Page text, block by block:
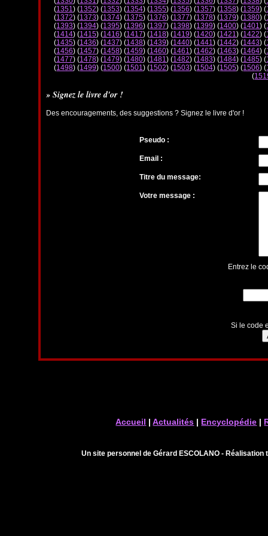
(1351) (1352) (1353) (1354) (1355) (1356) (1357) (1358) (1359) (
(1372) (1373) (1374) (1375) (1376) (1377) (1378) (1379) (1380) (
(1393) (1394) (1395) (1396) (1397) (1398) (1399) (1400) (1401) (
(1414) (1415) (1416) (1417) (1418) (1419) (1420) (1421) (1422) (
(1435) (1436) (1437) (1438) (1439) (1440) (1441) (1442) (1443) (
(1456) (1457) (1458) (1459) (1460) (1461) (1462) (1463) (1464) (
(1477) (1478) (1479) (1480) (1481) (1482) (1483) (1484) (1485) (
(1498) (1499) (1500) (1501) (1502) (1503) (1504) (1505) (1506) (
(
» Signez le livre d'or !
Des encouragements, des suggestions ? Signez le livre d'or !
Pseudo :
Email :
Titre du message:
Votre message :
Entrez le
Si le code
Accueil |Actualités | Encyclopédie |
Un site personnel de Gérard ESCOLANO -